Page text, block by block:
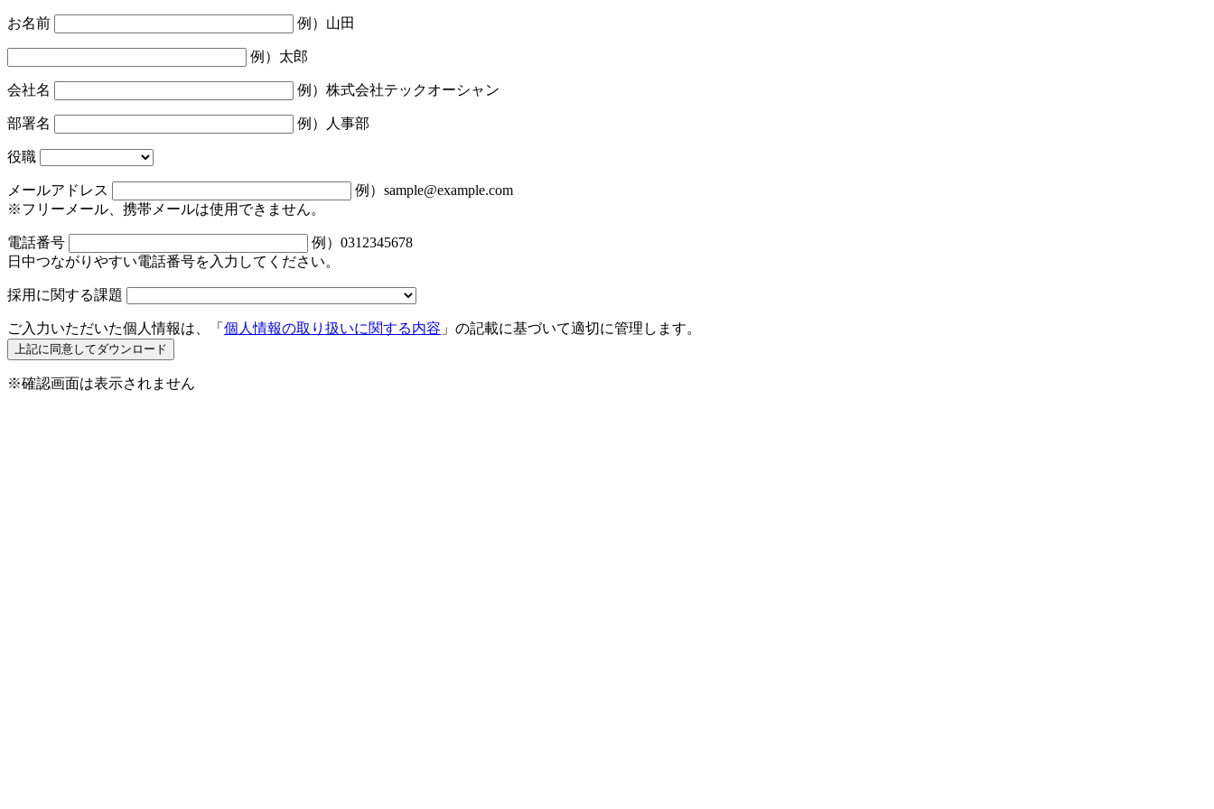
お名前 例）山田
例）太郎
会社名 例）株式会社テックオーシャン
部署名 例）人事部
役職
メールアドレス
例）sample@example.com
※フリーメール、携帯メールは使用できません。
電話番号
例）0312345678
日中つながりやすい電話番号を入力してください。
採用に関する課題
ご入力いただいた個人情報は、「 個人情報の取り扱いに関する内容 」の記載に基づいて適切に管理します。
※確認画面は表示されません